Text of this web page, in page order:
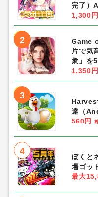
完了）
1,300円
2
Game
片で気
衆」を
1,350円
3
達（
560円
4
ぼくと
場ゴッ
最大